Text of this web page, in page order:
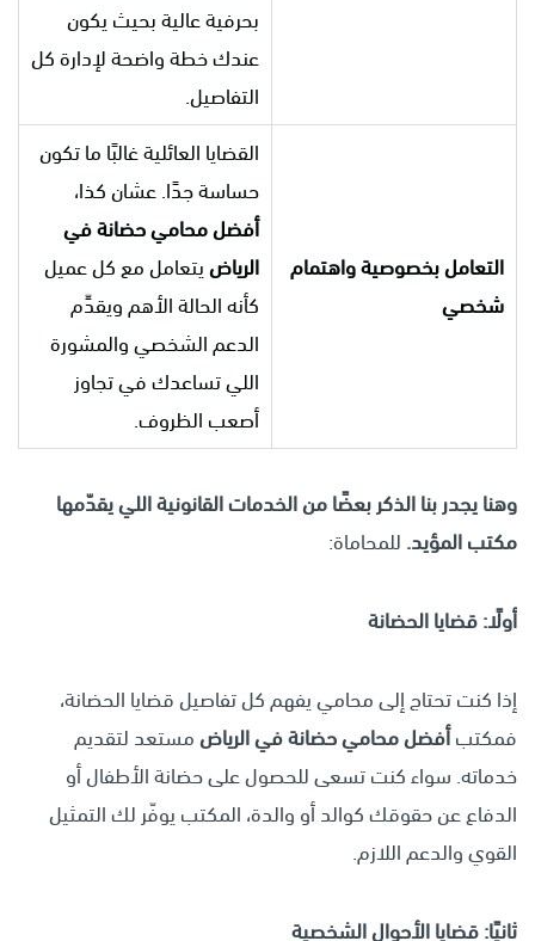
بحرفية عالية بحيث يكون
عندك خطة واضحة لإدارة كل
التفاصيل.
التعامل بخصوصية واهتمام
شخصي
القضايا العائلية غالبًا ما تكون
حساسة جدًا. عشان كذا،
أفضل محامي حضانة في
الرياضيتعامل مع كل عميل
كأنه الحالة الأهم ويقدِّم
الدعم الشخصي والمشورة
اللي تساعدك في تجاوز
أصعب الظروف.
وهنا يجدر بنا الذكر بعضًا من الخدمات القانونية اللي يقدّمها
مكتب المؤيد. للمحاماة:
أولًا: قضايا الحضانة
إذا كنت تحتاج إلى محامي يفهم كل تفاصيل قضايا الحضانة،
فمكتبأفضل محامي حضانة في الرياضمستعد لتقديم
خدماته. سواء كنت تسعى للحصول على حضانة الأطفال أو
الدفاع عن حقوقك كوالد أو والدة، المكتب يوفّر لك التمثيل
القوي والدعم اللازم.
ثانيًا: قضايا الأحوال الشخصية